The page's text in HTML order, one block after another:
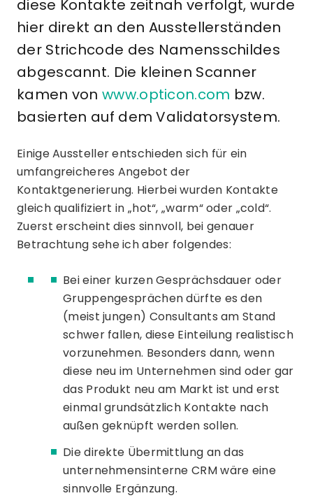
diese Kontakte zeitnah verfolgt, wurde
hier direkt an den Ausstellerständen
der Strichcode des Namensschildes
abgescannt. Die kleinen Scanner
kamen vonwww.opticon.com bzw.
basierten auf dem Validatorsystem.
Einige Aussteller entschieden sich für ein
umfangreicheres Angebot der
Kontaktgenerierung. Hierbei wurden Kontakte
gleich qualifiziert in „hot“, „warm“ oder „cold“.
Zuerst erscheint dies sinnvoll, bei genauer
Betrachtung sehe ich aber folgendes:
Bei einer kurzen Gesprächsdauer oder
Gruppengesprächen dürfte es den
(meist jungen) Consultants am Stand
schwer fallen, diese Einteilung realistisch
vorzunehmen. Besonders dann, wenn
diese neu im Unternehmen sind oder gar
das Produkt neu am Markt ist und erst
einmal grundsätzlich Kontakte nach
außen geknüpft werden sollen.
Die direkte Übermittlung an das
unternehmensinterne CRM wäre eine
sinnvolle Ergänzung.